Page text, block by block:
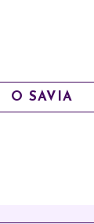
O SAVIA